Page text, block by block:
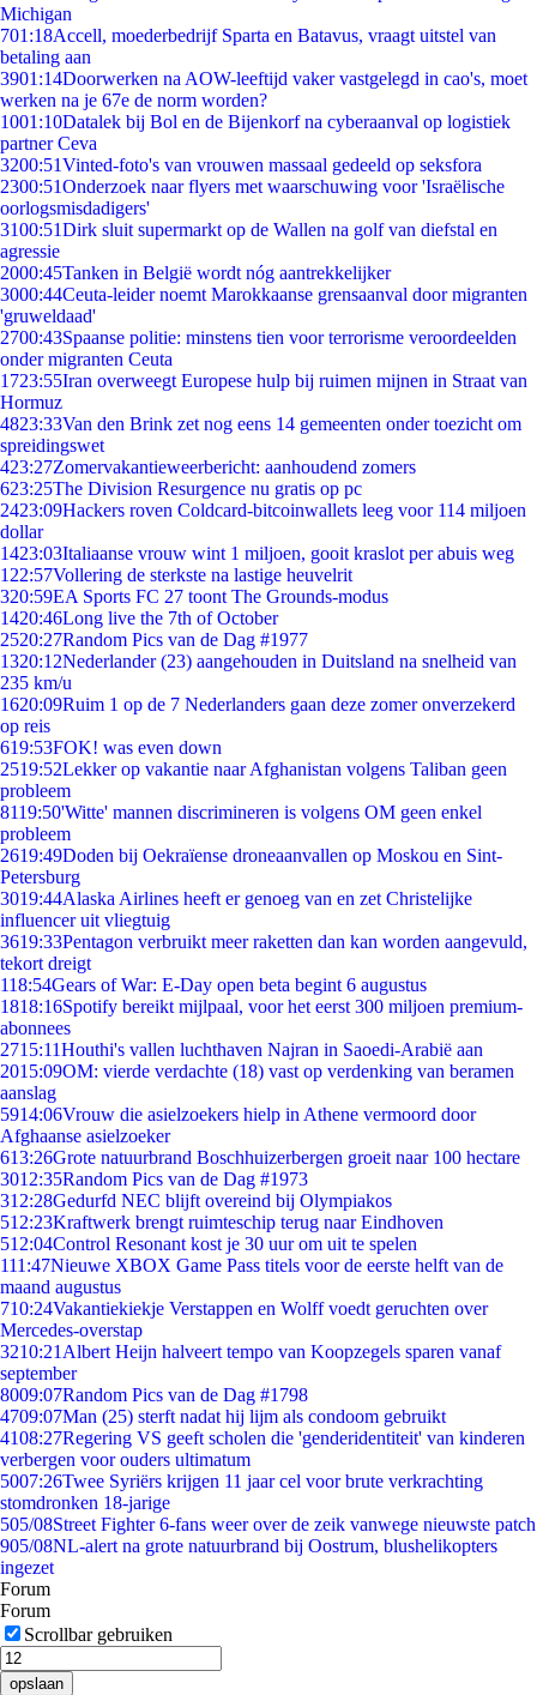
Michigan
701:18Accell, moederbedrijf Sparta en Batavus, vraagt uitstel van
betaling aan
3901:14Doorwerken na AOW-leeftijd vaker vastgelegd in cao's, moet
werken na je 67e de norm worden?
1001:10Datalek bij Bol en de Bijenkorf na cyberaanval op logistiek
partner Ceva
3200:51Vinted-foto's van vrouwen massaal gedeeld op seksfora
2300:51Onderzoek naar flyers met waarschuwing voor 'Israëlische
oorlogsmisdadigers'
3100:51Dirk sluit supermarkt op de Wallen na golf van diefstal en
agressie
2000:45Tanken in België wordt nóg aantrekkelijker
3000:44Ceuta-leider noemt Marokkaanse grensaanval door migranten
'gruweldaad'
2700:43Spaanse politie: minstens tien voor terrorisme veroordeelden
onder migranten Ceuta
1723:55Iran overweegt Europese hulp bij ruimen mijnen in Straat van
Hormuz
4823:33Van den Brink zet nog eens 14 gemeenten onder toezicht om
spreidingswet
423:27Zomervakantieweerbericht: aanhoudend zomers
623:25The Division Resurgence nu gratis op pc
2423:09Hackers roven Coldcard-bitcoinwallets leeg voor 114 miljoen
dollar
1423:03Italiaanse vrouw wint 1 miljoen, gooit kraslot per abuis weg
1 22:57Vollering de sterkste na lastige heuvelrit
320:59EA Sports FC 27 toont The Grounds-modus
1420:46Long live the 7th of October
2520:27Random Pics van de Dag #1977
1320:12Nederlander (23) aangehouden in Duitsland na snelheid van
235 km/u
1620:09Ruim 1 op de 7 Nederlanders gaan deze zomer onverzekerd
op reis
619:53FOK! was even down
2519:52Lekker op vakantie naar Afghanistan volgens Taliban geen
probleem
8119:50'Witte' mannen discrimineren is volgens OM geen enkel
probleem
2619:49Doden bij Oekraïense droneaanvallen op Moskou en Sint-
Petersburg
3019:44Alaska Airlines heeft er genoeg van en zet Christelijke
influencer uit vliegtuig
3619:33Pentagon verbruikt meer raketten dan kan worden aangevuld,
tekort dreigt
118:54Gears of War: E-Day open beta begint 6 augustus
1818:16Spotify bereikt mijlpaal, voor het eerst 300 miljoen premium-
abonnees
2715:11Houthi's vallen luchthaven Najran in Saoedi-Arabië aan
2015:09OM: vierde verdachte (18) vast op verdenking van beramen
aanslag
5914:06Vrouw die asielzoekers hielp in Athene vermoord door
Afghaanse asielzoeker
613:26Grote natuurbrand Boschhuizerbergen groeit naar 100 hectare
3012:35Random Pics van de Dag #1973
312:28Gedurfd NEC blijft overeind bij Olympiakos
512:23Kraftwerk brengt ruimteschip terug naar Eindhoven
512:04Control Resonant kost je 30 uur om uit te spelen
111:47Nieuwe XBOX Game Pass titels voor de eerste helft van de
maand augustus
710:24Vakantiekiekje Verstappen en Wolff voedt geruchten over
Mercedes-overstap
3210:21 Albert Heijn halveert tempo van Koopzegels sparen vanaf
september
8009:07Random Pics van de Dag #1798
4709:07Man (25) sterft nadat hij lijm als condoom gebruikt
4108:27Regering VS geeft scholen die 'genderidentiteit' van kinderen
verbergen voor ouders ultimatum
5007:26Twee Syriërs krijgen 11 jaar cel voor brute verkrachting
stomdronken 18-jarige
505/08Street Fighter 6-fans weer over de zeik vanwege nieuwste patch
905/08NL-alert na grote natuurbrand bij Oostrum, blushelikopters
ingezet
Forum
Forum
Scrollbar gebruiken
opslaan